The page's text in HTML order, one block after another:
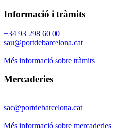
Informació i tràmits
+34 93 298 60 00
sau@portdebarcelona.cat
Més informació sobre tràmits
Mercaderies
sac@portdebarcelona.cat
Més informació sobre mercaderies